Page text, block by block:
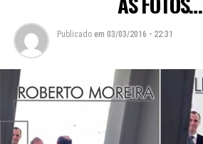
Publicado em 03/03/2016 - 22:31